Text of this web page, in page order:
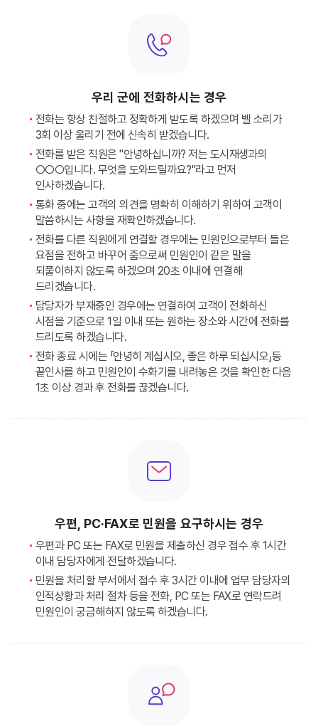
우리 군에 전화하시는 경우
전화는 항상 친절하고 정확하게 받도록 하겠으며 벨 소리가
3회 이상 울리기 전에 신속히 받겠습니다.
전화를 받은 직원은 "안녕하십니까? 저는 도시재생과의
○○○입니다. 무엇을 도와드릴까요?"라고 먼저
인사하겠습니다.
통화 중에는 고객의 의견을 명확히 이해하기 위하여 고객이
말씀하시는 사항을 재확인하겠습니다.
전화를 다른 직원에게 연결할 경우에는 민원인으로부터 들은
요점을 전하고 바꾸어 줌으로써 민원인이 같은 말을
되풀이하지 않도록 하겠으며 20초 이내에 연결해
드리겠습니다.
담당자가 부재중인 경우에는 연결하여 고객이 전화하신
시점을 기준으로 1일 이내 또는 원하는 장소와 시간에 전화를
드리도록 하겠습니다.
전화 종료 시에는 「안녕히 계십시오, 좋은 하루 되십시오」등
끝인사를 하고 민원인이 수화기를 내려놓은 것을 확인한 다음
1초 이상 경과 후 전화를 끊겠습니다.
우편, PC·FAX로 민원을 요구하시는 경우
우편과 PC 또는 FAX로 민원을 제출하신 경우 접수 후 1시간
이내 담당자에게 전달하겠습니다.
민원을 처리할 부서에서 접수 후 3시간 이내에 업무 담당자의
인적상황과 처리 절차 등을 전화, PC 또는 FAX로 연락드려
민원인이 궁금해하지 않도록 하겠습니다.